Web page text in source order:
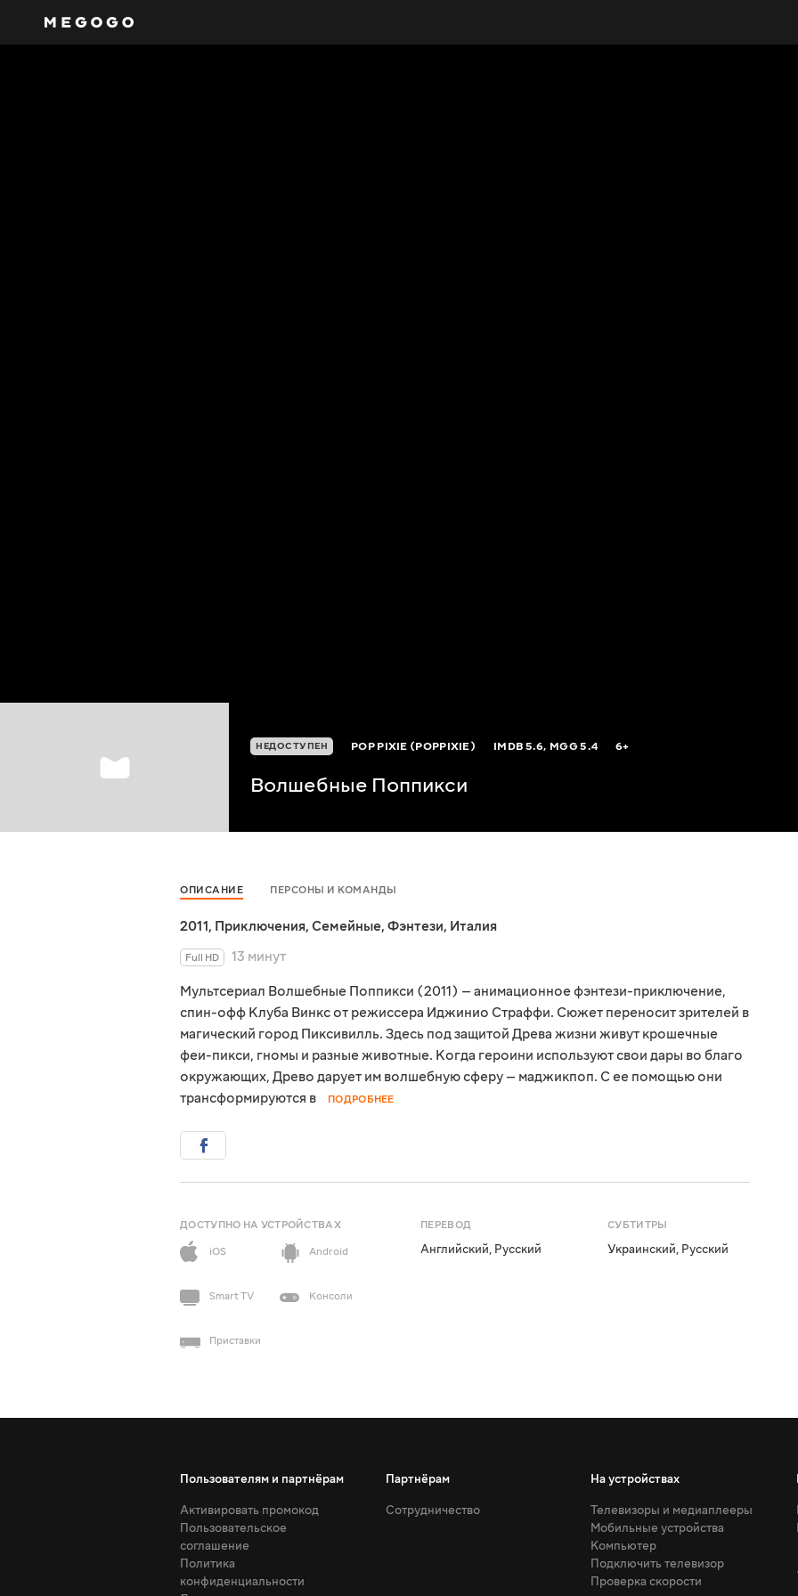
НЕДОСТУПЕН POP PIXIE (POPPIXIE) IMDB5.6, MGG5.4 6+
Волшебные Поппикси
ОПИСАНИЕ ПЕРСОНЫ И КОМАНДЫ
2011, Приключения, Семейные, Фэнтези, Италия
Full HD
13 минут
Мультсериал Волшебные Поппикси (2011) — анимационное фэнтези-приключение,
спин-офф Клуба Винкс от режиссера Иджинио Страффи. Сюжет переносит зрителей в
магический город Пиксивилль. Здесь под защитой Древа жизни живут крошечные
феи-пикси, гномы и разные животные. Когда героини используют свои дары во благо
окружающих, Древо дарует им волшебную сферу — маджикпоп. С ее помощью они
трансформируются в
ПОДРОБНЕЕ
ДОСТУПНО НА УСТРОЙСТВАХ
iOS
Android
Smart TV Консоли
Приставки
ПЕРЕВОД
Английский, Русский
СУБТИТРЫ
Украинский, Русский
Пользователям и партнёрам
Активировать промокод
Пользовательское
соглашение
Политика
конфиденциальности
Партнёрам
Сотрудничество
На устройствах
Телевизоры и медиаплееры
Мобильные устройства
Компьютер
Подключить телевизор
Проверка скорости